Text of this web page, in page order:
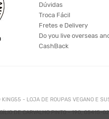
Dúvidas
Troca Fácil
Fretes e Delivery
Do you live overseas
CashBack
- LOJA DE ROUPAS VEGANO E
DE CARVALHO PINTO - 190,